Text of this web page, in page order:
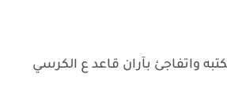
واتفاجئ بآران قاعد ع الكرسي